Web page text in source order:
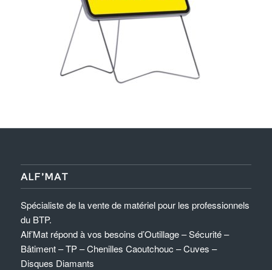
ALF’MAT
Spécialiste de la vente de matériel pour les professionnels
du BTP.
Alf’Mat répond à vos besoins d’Outillage – Sécurité –
Bâtiment – TP – Chenilles Caoutchouc – Cuves –
Disques Diamants